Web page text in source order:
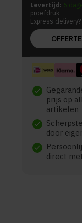
Levertijd: 5
proefdruk
Express delivery?
check
prijs op
artikelen
check
door
check
direct